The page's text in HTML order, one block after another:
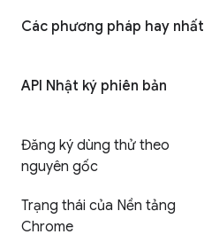
Các phương pháp hay nhất
API Nhật ký phiên bản
Đăng ký dùng thử theo
nguyên gốc
Trạng thái của Nền tảng
Chrome